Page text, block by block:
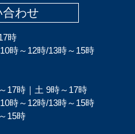
合わせ
時
時～12時/13時～15時
時｜土 9時～17時
～12時/13時～15時
15時